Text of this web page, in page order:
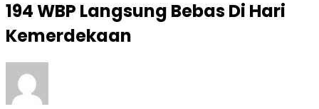
194 WBP Langsung Bebas Di Hari
Kemerdekaan